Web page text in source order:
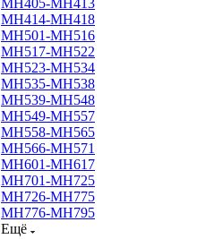
МН405-МН413
МН414-МН418
МН501-МН516
МН517-МН522
МН523-МН534
МН535-МН538
МН539-МН548
МН549-МН557
МН558-МН565
МН566-МН571
МН601-МН617
МН701-МН725
МН726-МН775
МН776-МН795
Ещё